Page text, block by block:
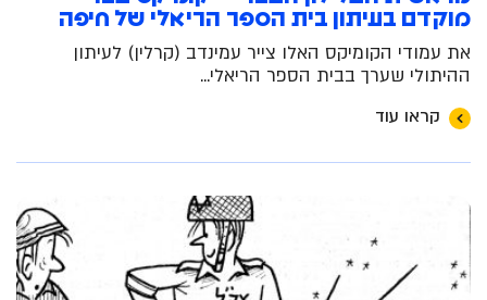
מוקדם בעיתון בית הספר הריאלי של חיפה
את עמודי הקומיקס האלו צייר עמינדב (קרלין) לעיתון
ההיתולי שערך בבית הספר הריאלי...
קראו עוד